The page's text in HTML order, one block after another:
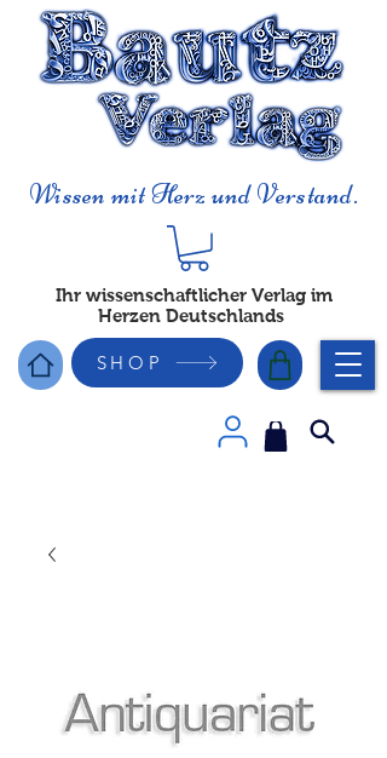
Wissen mit Herz und Verstand.
Ihr wissenschaftlicher Verlag im
Herzen Deutschlands
SHOP